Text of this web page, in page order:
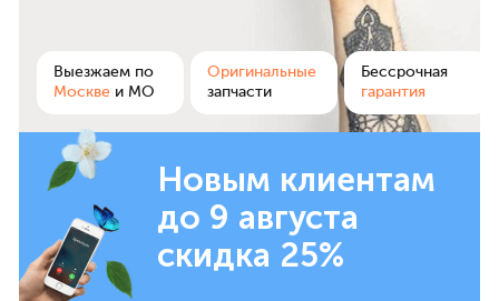
Выезжаем по
Москве и МО
Оригинальные
запчасти
Бессрочная
гарантия
Новым клиентам
до 9 августа
скидка 25%